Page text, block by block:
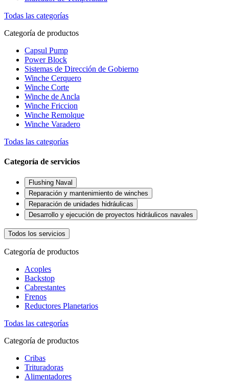
Todas las categorías
Categoría de productos
Capsul Pump
Power Block
Sistemas de Dirección de Gobierno
Winche Cerquero
Winche Corte
Winche de Ancla
Winche Friccion
Winche Remolque
Winche Varadero
Todas las categorías
Categoría de servicios
Flushing Naval
Reparación y mantenimiento de winches
Reparación de unidades hidráulicas
Desarrollo y ejecución de proyectos hidráulicos navales
Todos los servicios
Categoría de productos
Acoples
Backstop
Cabrestantes
Frenos
Reductores Planetarios
Todas las categorías
Categoría de productos
Cribas
Trituradoras
Alimentadores